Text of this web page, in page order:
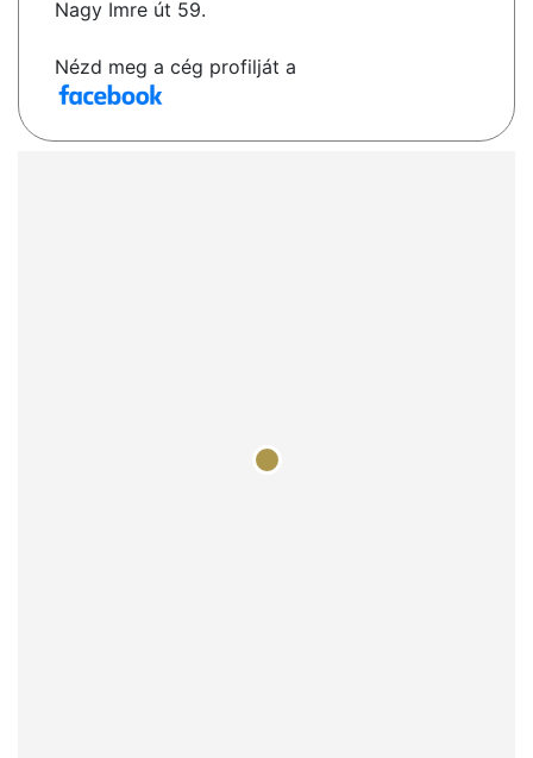
Nagy Imre út 59.
Nézd meg a cég profilját a